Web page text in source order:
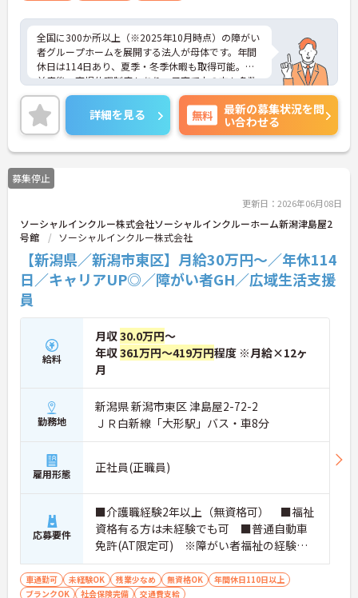
全国に300か所以上（※2025年10月時点）の障がい
者グループホームを展開する法人が母体です。年間
休日は114日あり、夏季・冬季休暇も取得可能。産
前産後・育児休暇制度もあり、子育て中の方も多数
活躍中で、ワークライフバランスを大切にしながら
働ける環境が整っています。研修制度や外部勉強会
の受講支援もあり、スキルアップもしっかりサポー
ト。将来的には管理者やエリアマネージャーへのキ
ャリアアップも目指せます。20代から60代まで幅広
い年代のスタッフが活躍しており、和やかな雰囲気
の職場です。介護経験を活かしたい方、福祉の資格
★おすすめPOINT★
・生活支援員からスタートし、サービス管理責任者
やエリアマネージャーへと続く明確なステップアッ
プの道筋が用意されています。急成長中の企業であ
・年間休日114日、残業月平均10時間程度という就
業環境に加え、産前産後休暇や育児休暇制度がしっ
かりと整備されています。オンとオフの切り替えを
・グループホーム一棟あたりの入居者様20名定員を
常時2～4名のスタッフで支援、国基準を上回る人員
配置や夜間複数名体制が敷かれているため、業務に
追われることなくご利用者様のペースに合わせたサ
ポートが可能です。施設も専用設計で働きやすく、
ご自身の理想とする福祉を実践できる環境が整って
詳細を見る 無料
最新の募集状況を問
い合わせる
募集停止
更新日：2026年06月08日
ソーシャルインクルー株式会社ソーシャルインクルーホーム新潟津島屋2
号館
ソーシャルインクルー株式会社
【新潟県／新潟市東区】月給30万円～／年休114
日／キャリアUP◎／障がい者GH／広域生活支援
員
給料
月収30.0万円～
年収361万円～419万円程度 ※月給×12ヶ
月
勤務地
新潟県 新潟市東区 津島屋2-72-2
ＪＲ白新線「大形駅」バス・車8分
雇用形態 正社員(正職員)
応募要件
■介護職経験2年以上（無資格可） ■福祉
資格有る方は未経験でも可 ■普通自動車
免許(AT限定可) ※障がい者福祉の経験は
不問です。※実務経験2年以上の方、障がい
者福祉に関する経験をお持ちの方大歓迎
車通勤可 未経験OK 残業少なめ 無資格OK
年間休日110日以上
ブランクOK
社会保険完備 交通費支給